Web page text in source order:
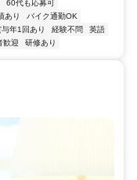
60代も応募可
あり
バイク通勤OK
与年1回あり 経験不問
英語
歓迎 研修あり